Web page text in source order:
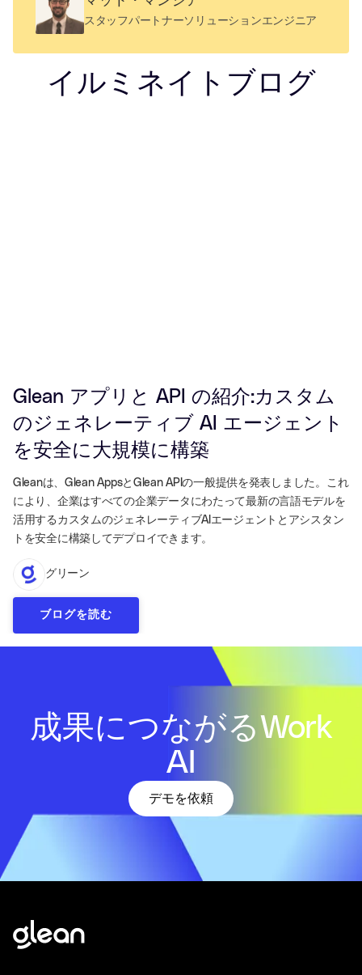
スタッフパートナーソリューションエンジニア
イルミネイトブログ
Glean アプリと API の紹介:カスタム
のジェネレーティブ AI エージェント
を安全に大規模に構築
Gleanは、Glean AppsとGlean APIの一般提供を発表しました。これ
により、企業はすべての企業データにわたって最新の言語モデルを
活用するカスタムのジェネレーティブAIエージェントとアシスタン
トを安全に構築してデプロイできます。
グリーン
ブログを読む
成果につながるWork
AI
デモを依頼